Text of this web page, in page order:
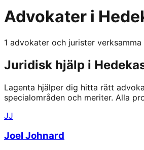
Advokater i
1 advokater och jurister
Juridisk hjälp i
Lagenta hjälper dig hitta rätt
specialområden och meriter. Alla
JJ
Joel Johnard